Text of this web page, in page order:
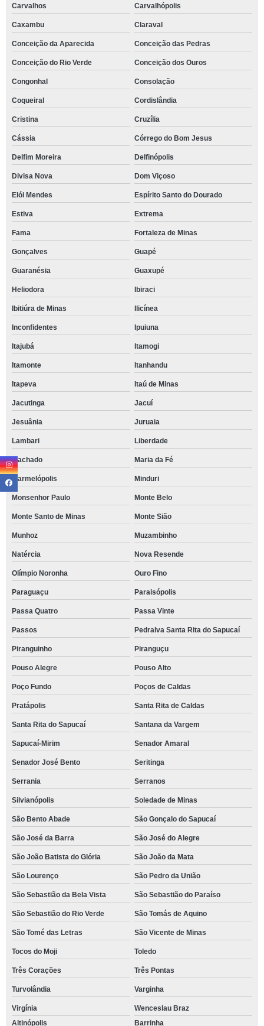
Carvalhos Carvalhópolis
Caxambu Claraval
Conceição da Aparecida Conceição das Pedras
Conceição do Rio Verde Conceição dos Ouros
Congonhal Consolação
Coqueiral Cordislândia
Cristina Cruzília
Cássia Córrego do Bom Jesus
Delfim Moreira Delfinópolis
Divisa Nova Dom Viçoso
Elói Mendes Espírito Santo do Dourado
Estiva Extrema
Fama Fortaleza de Minas
Gonçalves Guapé
Guaranésia Guaxupé
Heliodora Ibiraci
Ibitiúra de Minas Ilicínea
Inconfidentes Ipuiuna
Itajubá Itamogi
Itamonte Itanhandu
Itapeva Itaú de Minas
Jacutinga Jacuí
Jesuânia Juruaia
Lambari Liberdade
Machado Maria da Fé
Marmelópolis Minduri
Monsenhor Paulo Monte Belo
Monte Santo de Minas Monte Sião
Munhoz Muzambinho
Natércia Nova Resende
Olímpio Noronha Ouro Fino
Paraguaçu Paraisópolis
Passa Quatro Passa Vinte
Passos Pedralva Santa Rita do Sapucaí
Piranguinho Piranguçu
Pouso Alegre Pouso Alto
Poço Fundo Poços de Caldas
Pratápolis Santa Rita de Caldas
Santa Rita do Sapucaí Santana da Vargem
Sapucaí-Mirim Senador Amaral
Senador José Bento Seritinga
Serrania Serranos
Silvianópolis Soledade de Minas
São Bento Abade São Gonçalo do Sapucaí
São José da Barra São José do Alegre
São João Batista do Glória São João da Mata
São Lourenço São Pedro da União
São Sebastião da Bela Vista São Sebastião do Paraíso
São Sebastião do Rio Verde São Tomás de Aquino
São Tomé das Letras São Vicente de Minas
Tocos do Moji Toledo
Três Corações Três Pontas
Turvolândia Varginha
Virgínia
Wenceslau Braz
Altinópolis
Barrinha